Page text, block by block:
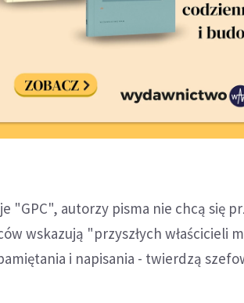
"GPC", autorzy pisma nie chcą się
wskazują "przyszłych właścicieli
i napisania - twierdzą